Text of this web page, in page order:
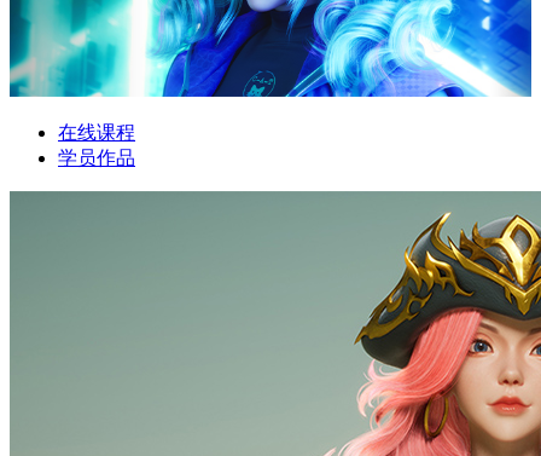
在线课程
学员作品